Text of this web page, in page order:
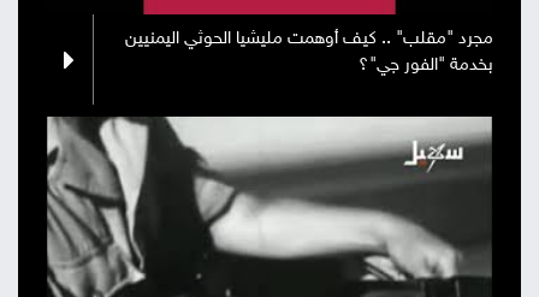
مجرد "مقلب" .. كيف أوهمت مليشيا الحوثي اليمنيين
بخدمة "الفور جي"؟